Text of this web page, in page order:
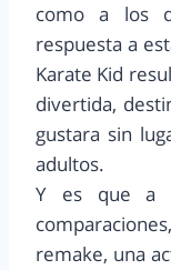
como a los
respuesta a
Karate Kid
divertida,
gustara sin
adultos.
Y es que a
remake, una